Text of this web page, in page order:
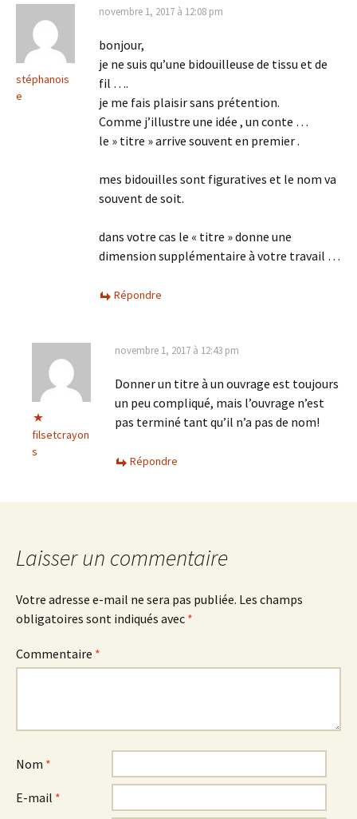
stéphanois
e
novembre 1, 2017 à 12:08 pm
bonjour,
je ne suis qu’une bidouilleuse de tissu et de
fil ….
je me fais plaisir sans prétention.
Comme j’illustre une idée , un conte …
le » titre » arrive souvent en premier .
mes bidouilles sont figuratives et le nom va
souvent de soit.
dans votre cas le « titre » donne une
dimension supplémentaire à votre travail …
Répondre
filsetcrayon
s
novembre 1, 2017 à 12:43 pm
Donner un titre à un ouvrage est toujours
un peu compliqué, mais l’ouvrage n’est
pas terminé tant qu’il n’a pas de nom!
Répondre
Laisser un commentaire
Votre adresse e-mail ne sera pas publiée. Les champs
obligatoires sont indiqués avec *
Commentaire *
Nom *
E-mail *